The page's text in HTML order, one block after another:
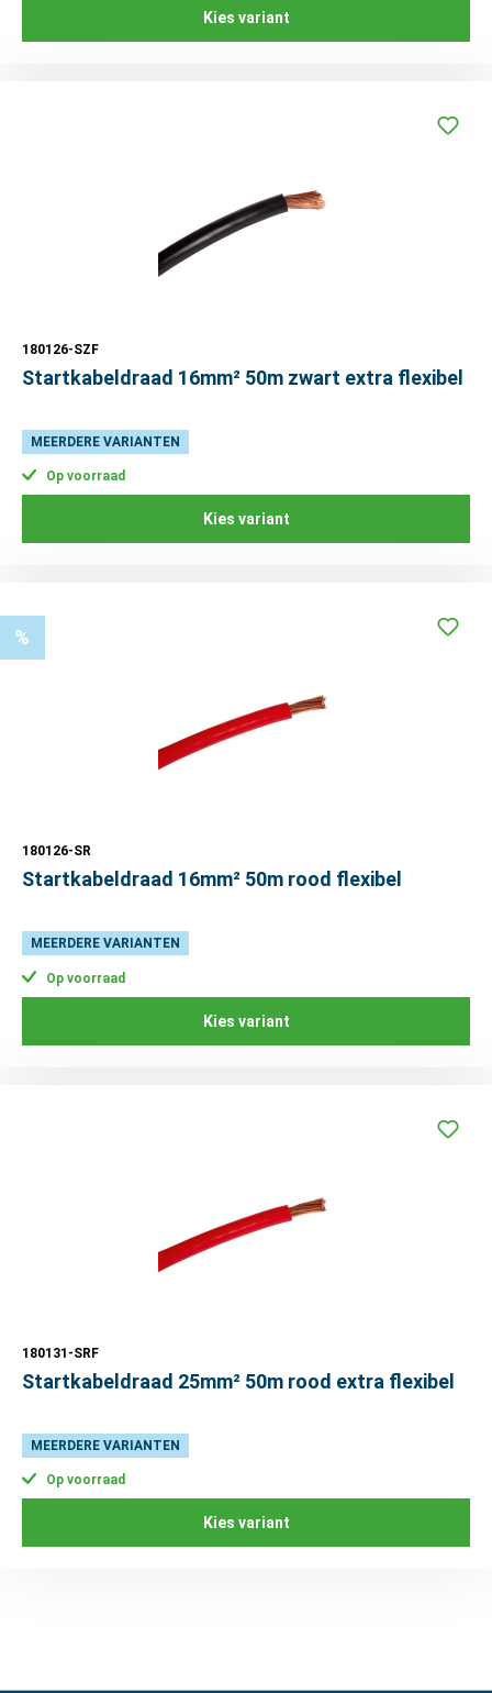
Kies variant
180126-SZF
Startkabeldraad 16mm² 50m zwart extra flexibel
MEERDERE VARIANTEN
Op voorraad
Kies variant
%
180126-SR
Startkabeldraad 16mm² 50m rood flexibel
MEERDERE VARIANTEN
Op voorraad
Kies variant
180131-SRF
Startkabeldraad 25mm² 50m rood extra flexibel
MEERDERE VARIANTEN
Op voorraad
Kies variant